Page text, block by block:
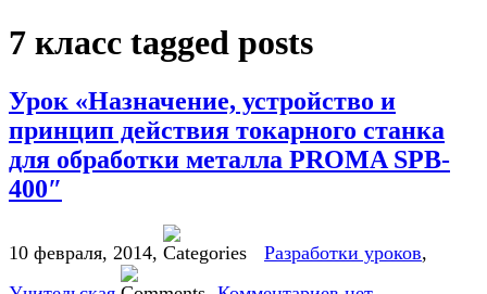
7 класс tagged posts
Урок «Назначение, устройство и
принцип действия токарного станка
для обработки металла PROMA SPB-
400″
10 февраля, 2014, Разработки уроков,